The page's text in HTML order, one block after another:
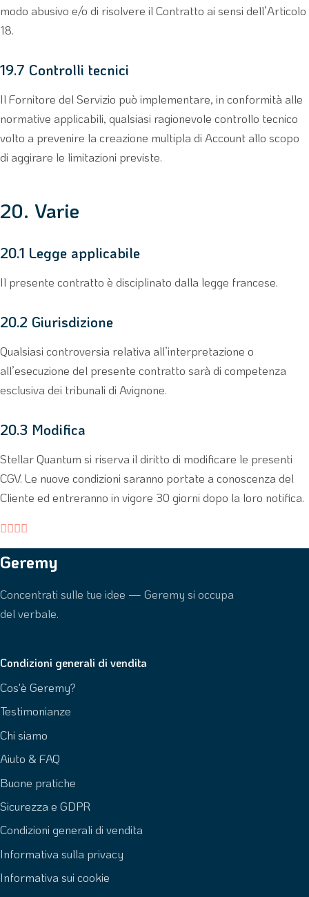
modo abusivo e/o di risolvere il Contratto ai sensi dell’Articolo
18.
19.7 Controlli tecnici
Il Fornitore del Servizio può implementare, in conformità alle
normative applicabili, qualsiasi ragionevole controllo tecnico
volto a prevenire la creazione multipla di Account allo scopo
di aggirare le limitazioni previste.
20. Varie
20.1 Legge applicabile
Il presente contratto è disciplinato dalla legge francese.
20.2 Giurisdizione
Qualsiasi controversia relativa all’interpretazione o
all’esecuzione del presente contratto sarà di competenza
esclusiva dei tribunali di Avignone.
20.3 Modifica
Stellar Quantum si riserva il diritto di modificare le presenti
CGV. Le nuove condizioni saranno portate a conoscenza del
Cliente ed entreranno in vigore 30 giorni dopo la loro notifica.

Geremy
Concentrati sulle tue idee — Geremy si occupa
del verbale.
Condizioni generali di vendita
Cos'è Geremy?
Testimonianze
Chi siamo
Aiuto & FAQ
Buone pratiche
Sicurezza e GDPR
Condizioni generali di vendita
Informativa sulla privacy
Informativa sui cookie